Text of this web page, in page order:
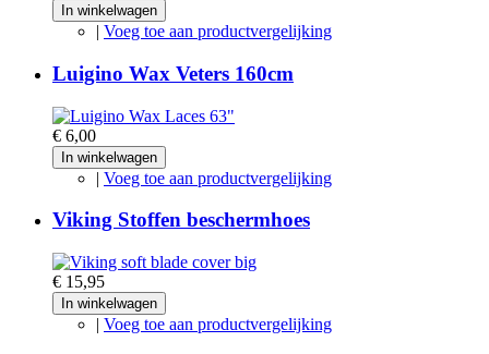
In winkelwagen
| Voeg toe aan productvergelijking
Luigino Wax Veters 160cm
€ 6,00
In winkelwagen
| Voeg toe aan productvergelijking
Viking Stoffen beschermhoes
€ 15,95
In winkelwagen
| Voeg toe aan productvergelijking